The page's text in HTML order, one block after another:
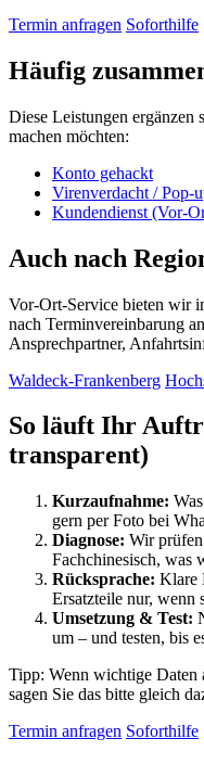
Termin anfragen Soforthilfe
Häufig
Diese Leistungen ergänzen
machen möchten:
Konto gehackt
Virenverdacht /
Kundendienst
Auch nach
Vor-Ort-Service bieten wir
nach Terminvereinbarung
Ansprechpartner,
Waldeck-Frankenberg
So läuft Ihr
transparent)
Kurzaufnahme:
gern per Foto bei
Diagnose: Wir
Fachchinesisch, was
Rücksprache: Klare
Ersatzteile nur,
Umsetzung & Test:
um – und testen, bis
Tipp: Wenn wichtige Daten
sagen Sie das bitte gleich
Termin anfragen Soforthilfe